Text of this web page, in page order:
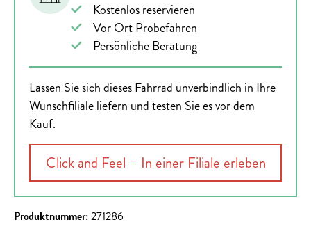
Kostenlos reservieren
Vor Ort Probefahren
Persönliche Beratung
Lassen Sie sich dieses Fahrrad unverbindlich in Ihre
Wunschfiliale liefern und testen Sie es vor dem
Kauf.
Click and Feel – In einer Filiale erleben
Produktnummer:271286